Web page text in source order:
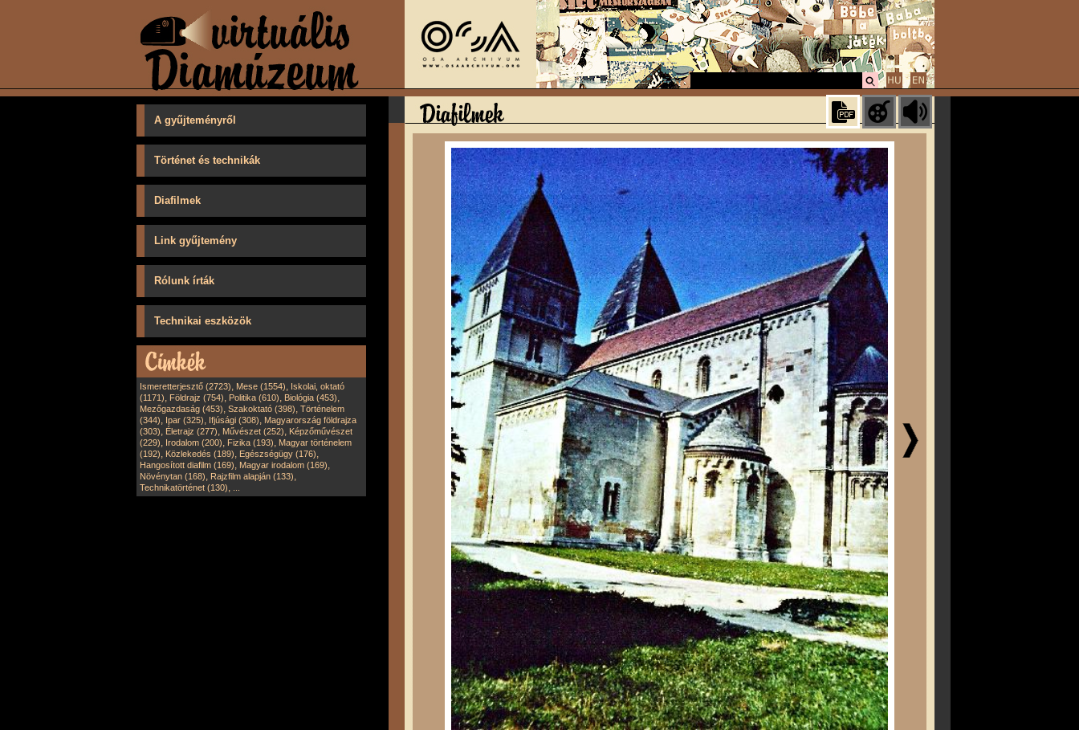
A gyűjteményről
Történet és technikák
Diafilmek
Link gyűjtemény
Rólunk írták
Technikai eszközök
Ismeretterjesztő (2723), Mese (1554), Iskolai, oktató
(1171), Földrajz (754), Politika (610), Biológia (453),
Mezőgazdaság (453), Szakoktató (398), Történelem
(344), Ipar (325), Ifjúsági (308), Magyarország földrajza
(303), Életrajz (277), Művészet (252), Képzőművészet
(229), Irodalom (200), Fizika (193), Magyar történelem
(192), Közlekedés (189), Egészségügy (176),
Hangosított diafilm (169), Magyar irodalom (169),
Növénytan (168), Rajzfilm alapján (133),
Technikatörténet (130),